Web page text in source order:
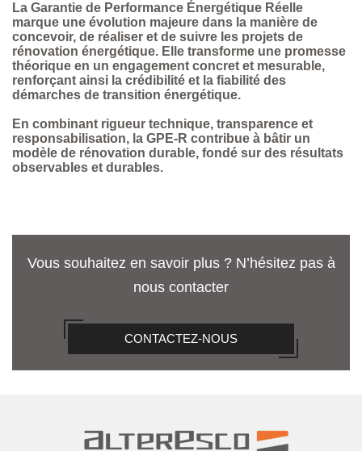
La Garantie de Performance Énergétique Réelle
marque une évolution majeure dans la manière de
concevoir, de réaliser et de suivre les projets de
rénovation énergétique. Elle transforme une promesse
théorique en un engagement concret et mesurable,
renforçant ainsi la crédibilité et la fiabilité des
démarches de transition énergétique.
En combinant rigueur technique, transparence et
responsabilisation, la GPE-R contribue à bâtir un
modèle de rénovation durable, fondé sur des résultats
observables et durables.
Vous souhaitez en savoir plus ? N’hésitez pas à
nous contacter
CONTACTEZ-NOUS